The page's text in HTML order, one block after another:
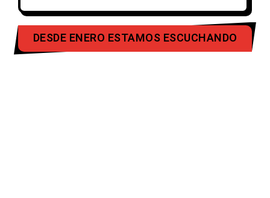
DESDE ENERO ESTAMOS ESCUCHANDO